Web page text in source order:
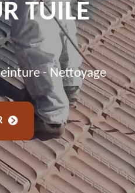
TUILE
- Nettoyage